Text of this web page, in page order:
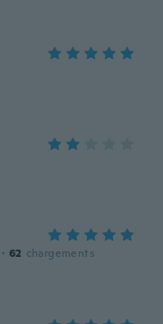
· 62 chargements